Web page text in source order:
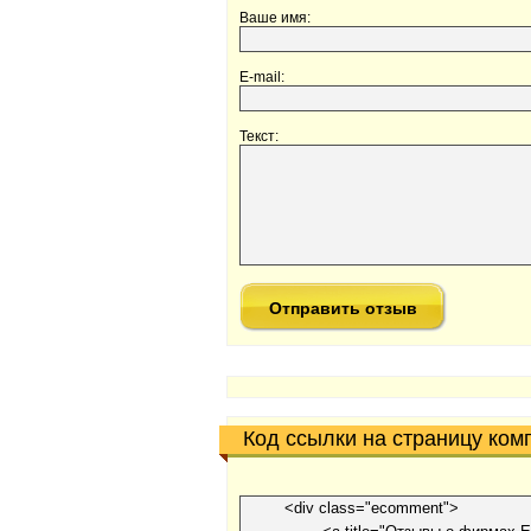
Ваше имя:
E-mail:
Текст:
Код ссылки на страницу